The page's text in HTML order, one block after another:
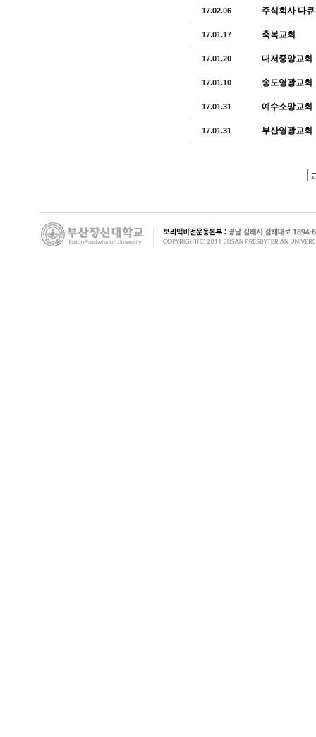
17.02.06 주식회사 다큐
17.01.17 축복교회
17.01.20 대저중앙교회
17.01.10 송도영광교회
17.01.31 예수소망교회
17.01.31 부산영광교회